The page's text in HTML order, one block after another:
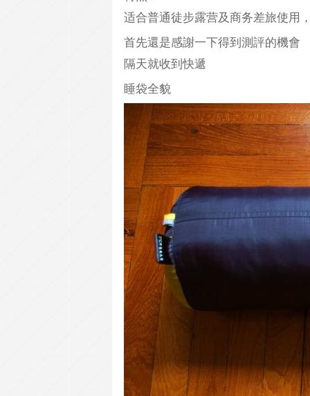
适合普通徒步露营及商务差旅使用
首先還是感謝一下得到測評的機會
隔天就收到快遞
睡袋全貌